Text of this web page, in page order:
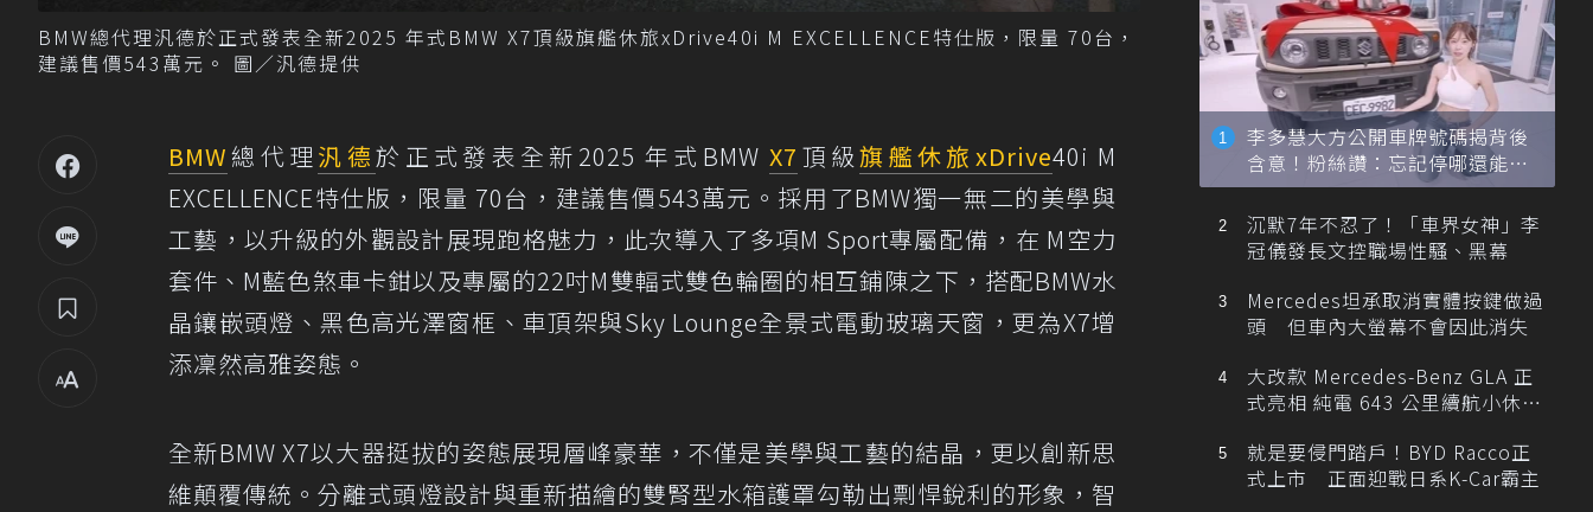
BMW總代理汎德於正式發表全新2025 年式BMW X7頂級旗艦休旅xDrive40i M EXCELLENCE特仕版，限量 70台，
建議售價543萬元。 圖／汎德提供
BMW總代理 汎德於正式發表全新2025 年式BMWX7 頂級旗艦休旅 xDrive40i M
EXCELLENCE特仕版，限量 70台，建議售價543萬元。採用了BMW獨一無二的美學與
工藝，以升級的外觀設計展現跑格魅力，此次導入了多項M Sport專屬配備，在 M空力
套件、M藍色煞車卡鉗以及專屬的22吋M雙輻式雙色輪圈的相互鋪陳之下，搭配BMW水
晶鑲嵌頭燈、黑色高光澤窗框、車頂架與Sky Lounge全景式電動玻璃天窗，更為X7增
添凜然高雅姿態。
全新BMW X7以大器挺拔的姿態展現層峰豪華，不僅是美學與工藝的結晶，更以創新思
維顛覆傳統。分離式頭燈設計與重新描繪的雙腎型水箱護罩勾勒出剽悍銳利的形象，智
李多慧大方公開車牌號碼揭背後
含意！粉絲讚：忘記停哪還能幫
忙找車
沉默7年不忍了！「車界女神」李
冠儀發長文控職場性騷、黑幕
Mercedes坦承取消實體按鍵做過
頭 但車內大螢幕不會因此消失
大改款 Mercedes-Benz GLA 正
式亮相 純電 643 公里續航小休
就是要侵門踏戶！BYD Racco正
式上市 正面迎戰日系K-Car霸主